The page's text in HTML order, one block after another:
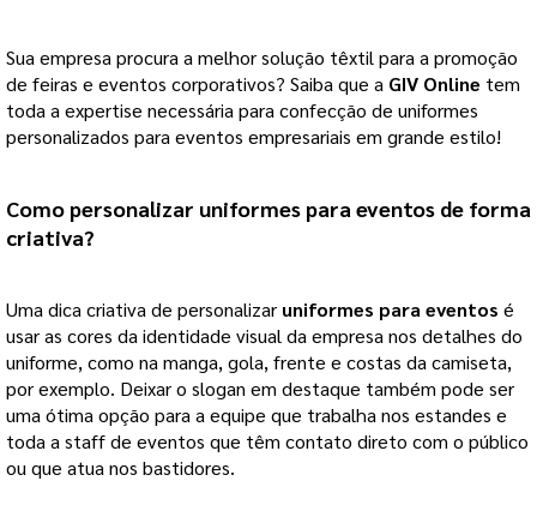
Sua empresa procura a melhor solução têxtil para a promoção
de feiras e eventos corporativos? Saiba que a GIV Online tem
toda a expertise necessária para confecção de uniformes
personalizados para eventos empresariais em grande estilo!
Como personalizar uniformes para eventos de forma
criativa?
Uma dica criativa de personalizar uniformes para eventos é
usar as cores da identidade visual da empresa nos detalhes do
uniforme, como na manga, gola, frente e costas da camiseta,
por exemplo. Deixar o slogan em destaque também pode ser
uma ótima opção para a equipe que trabalha nos estandes e
toda a staff de eventos que têm contato direto com o público
ou que atua nos bastidores.